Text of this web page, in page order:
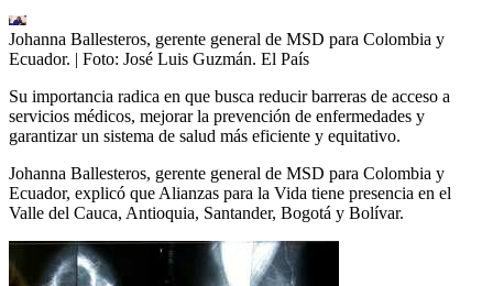
Johanna Ballesteros, gerente general de MSD para Colombia y
Ecuador. | Foto: José Luis Guzmán. El País
Su importancia radica en que busca reducir barreras de acceso a
servicios médicos, mejorar la prevención de enfermedades y
garantizar un sistema de salud más eficiente y equitativo.
Johanna Ballesteros, gerente general de MSD para Colombia y
Ecuador, explicó que Alianzas para la Vida tiene presencia en el
Valle del Cauca, Antioquia, Santander, Bogotá y Bolívar.